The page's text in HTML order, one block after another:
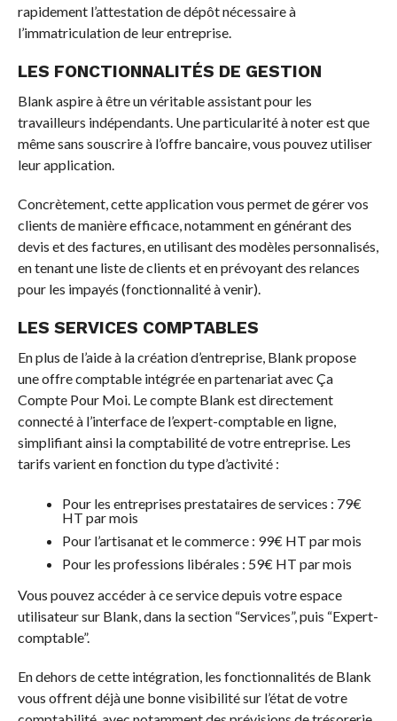
rapidement l’attestation de dépôt nécessaire à
l’immatriculation de leur entreprise.
LES FONCTIONNALITÉS DE GESTION
Blank aspire à être un véritable assistant pour les
travailleurs indépendants. Une particularité à noter est que
même sans souscrire à l’offre bancaire, vous pouvez utiliser
leur application.
Concrètement, cette application vous permet de gérer vos
clients de manière efficace, notamment en générant des
devis et des factures, en utilisant des modèles personnalisés,
en tenant une liste de clients et en prévoyant des relances
pour les impayés (fonctionnalité à venir).
LES SERVICES COMPTABLES
En plus de l’aide à la création d’entreprise, Blank propose
une offre comptable intégrée en partenariat avec Ça
Compte Pour Moi. Le compte Blank est directement
connecté à l’interface de l’expert-comptable en ligne,
simplifiant ainsi la comptabilité de votre entreprise. Les
tarifs varient en fonction du type d’activité :
Pour les entreprises prestataires de services : 79€
HT par mois
Pour l’artisanat et le commerce : 99€ HT par mois
Pour les professions libérales : 59€ HT par mois
Vous pouvez accéder à ce service depuis votre espace
utilisateur sur Blank, dans la section “Services”, puis “Expert-
comptable”.
En dehors de cette intégration, les fonctionnalités de Blank
vous offrent déjà une bonne visibilité sur l’état de votre